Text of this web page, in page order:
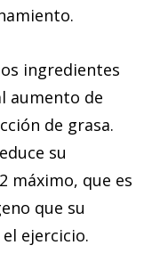
ingredientes
aumento de
de grasa.
su
máximo, que es
que su
ejercicio.